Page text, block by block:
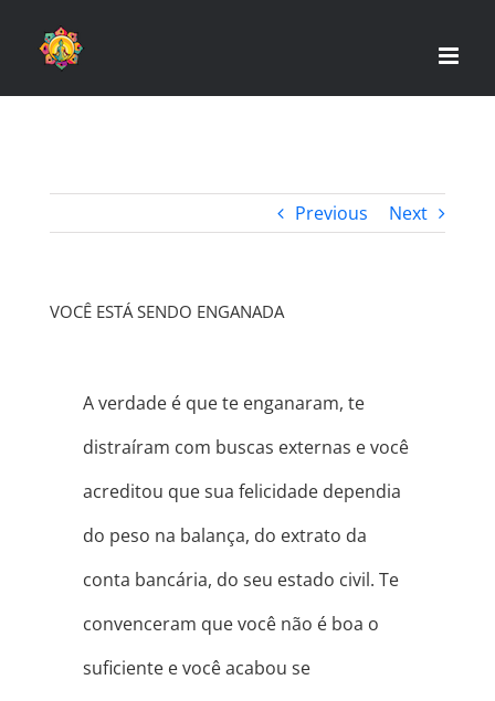
Previous Next
VOCÊ ESTÁ SENDO ENGANADA
A verdade é que te enganaram, te
distraíram com buscas externas e você
acreditou que sua felicidade dependia
do peso na balança, do extrato da
conta bancária, do seu estado civil. Te
convenceram que você não é boa o
suficiente e você acabou se